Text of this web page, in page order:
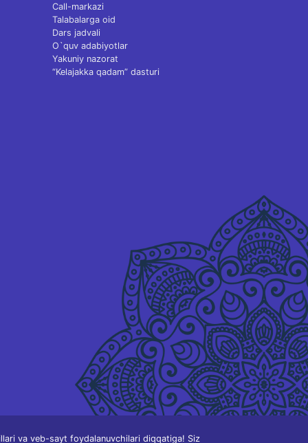
Call-markazi
Talabalarga oid
Dars jadvali
O`quv adabiyotlar
Yakuniy nazorat
“Kelajakka qadam” dasturi
va veb-sayt foydalanuvchilari diqqatiga! Siz